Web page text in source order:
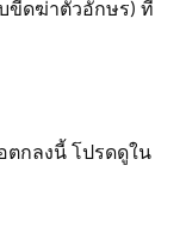
ขีดฆ่าตัวอักษร) ที่
ตกลงนี้ โปรดดูใน